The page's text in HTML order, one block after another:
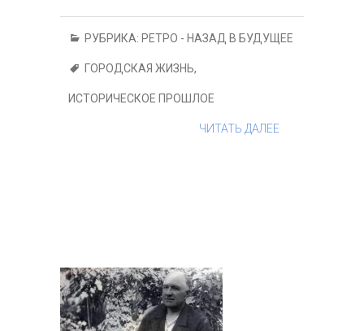
РУБРИКА: РЕТРО - НАЗАД В БУДУЩЕЕ
ГОРОДСКАЯ ЖИЗНЬ,
ИСТОРИЧЕСКОЕ ПРОШЛОЕ
ЧИТАТЬ ДАЛЕЕ